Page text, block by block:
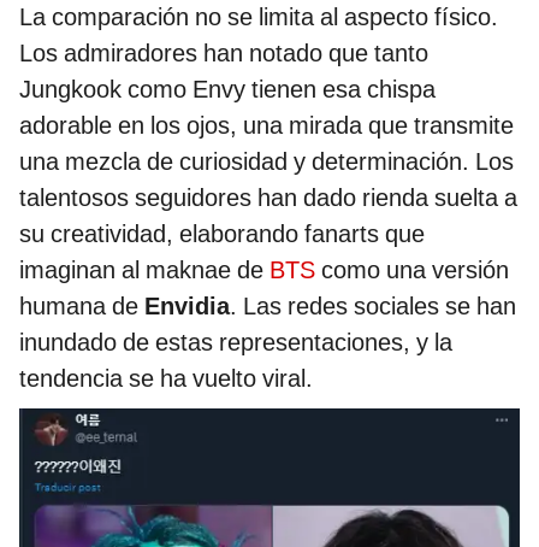
La comparación no se limita al aspecto físico.
Los admiradores han notado que tanto
Jungkook como Envy tienen esa chispa
adorable en los ojos, una mirada que transmite
una mezcla de curiosidad y determinación. Los
talentosos seguidores han dado rienda suelta a
su creatividad, elaborando fanarts que
imaginan al maknae de BTS como una versión
humana de Envidia. Las redes sociales se han
inundado de estas representaciones, y la
tendencia se ha vuelto viral.